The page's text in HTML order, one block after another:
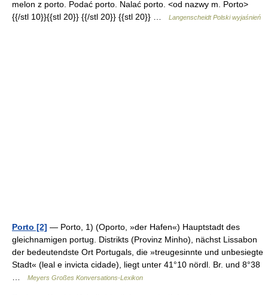
melon z porto. Podać porto. Nalać porto. <od nazwy m. Porto>
{{/stl 10}}{{stl 20}} {{/stl 20}} {{stl 20}} …
Langenscheidt Polski wyjaśnień
Porto [2] — Porto, 1) (Oporto, »der Hafen«) Hauptstadt des
gleichnamigen portug. Distrikts (Provinz Minho), nächst Lissabon
der bedeutendste Ort Portugals, die »treugesinnte und unbesiegte
Stadt« (leal e invicta cidade), liegt unter 41°10 nördl. Br. und 8°38
Meyers Großes Konversations-Lexikon